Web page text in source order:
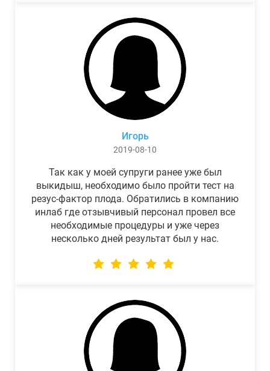
Игорь
2019-08-10
Так как у моей супруги ранее уже был
выкидыш, необходимо было пройти тест на
резус-фактор плода. Обратились в компанию
инлаб где отзывчивый персонал провел все
необходимые процедуры и уже через
несколько дней результат был у нас.